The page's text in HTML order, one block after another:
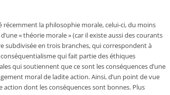
la philosophie morale, celui-ci, du moins
« théorie morale » (car il existe aussi des courants
subdivisée en trois branches, qui correspondent à
qui fait partie des éthiques
qui soutiennent que ce sont les conséquences d’une
moral de ladite action. Ainsi, d’un point de vue
dont les conséquences sont bonnes. Plus